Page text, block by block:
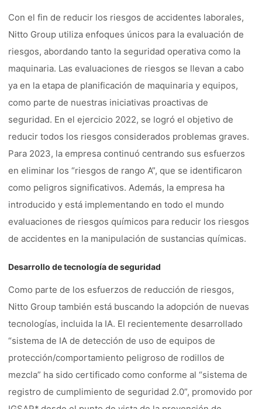
Con el fin de reducir los riesgos de accidentes laborales,
Nitto Group utiliza enfoques únicos para la evaluación de
riesgos, abordando tanto la seguridad operativa como la
maquinaria. Las evaluaciones de riesgos se llevan a cabo
ya en la etapa de planificación de maquinaria y equipos,
como parte de nuestras iniciativas proactivas de
seguridad. En el ejercicio 2022, se logró el objetivo de
reducir todos los riesgos considerados problemas graves.
Para 2023, la empresa continuó centrando sus esfuerzos
en eliminar los “riesgos de rango A”, que se identificaron
como peligros significativos. Además, la empresa ha
introducido y está implementando en todo el mundo
evaluaciones de riesgos químicos para reducir los riesgos
de accidentes en la manipulación de sustancias químicas.
Desarrollo de tecnología de seguridad
Como parte de los esfuerzos de reducción de riesgos,
Nitto Group también está buscando la adopción de nuevas
tecnologías, incluida la IA. El recientemente desarrollado
“sistema de IA de detección de uso de equipos de
protección/comportamiento peligroso de rodillos de
mezcla” ha sido certificado como conforme al “sistema de
registro de cumplimiento de seguridad 2.0”, promovido por